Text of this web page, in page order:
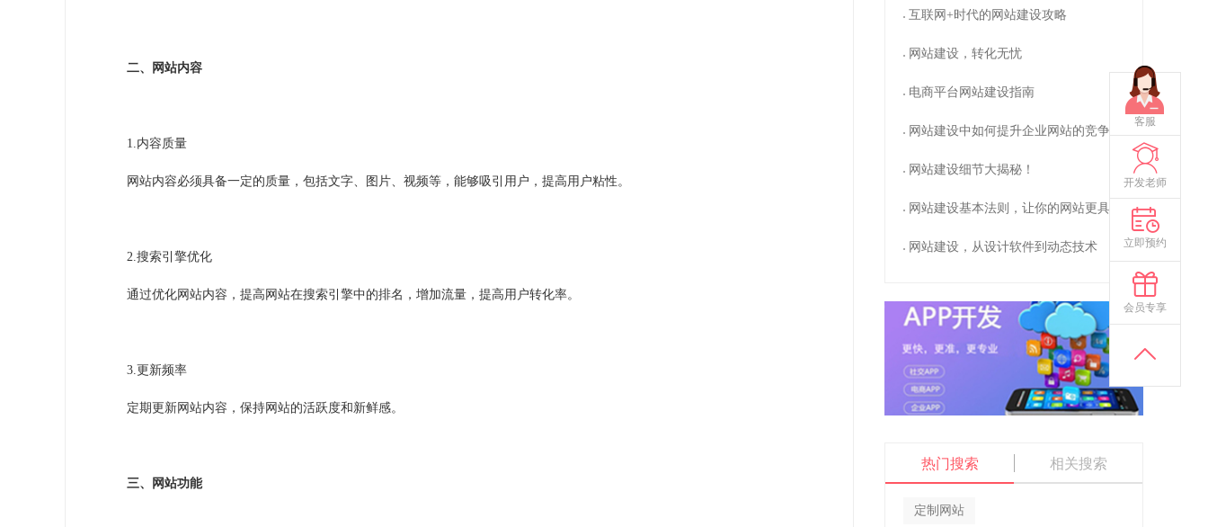
二、网站内容
1.内容质量
网站内容必须具备一定的质量，包括文字、图片、视频等，能够吸引用户，提高用户粘性。
2.搜索引擎优化
通过优化网站内容，提高网站在搜索引擎中的排名，增加流量，提高用户转化率。
3.更新频率
定期更新网站内容，保持网站的活跃度和新鲜感。
三、网站功能
/www/wwwroot/www.cdzlkjgs.com/system/libs/
on line 77
互联网+时代的网站建设攻略
网站建设，转化无忧
电商平台网站建设指南
网站建设中如何提升企业网站的竞争力？
网站建设细节大揭秘！
网站建设基本法则，让你的网站更具吸引力！
网站建设，从设计软件到动态技术
热门搜索 相关搜索
定制网站
客服
开发老师
立即预约
会员专享